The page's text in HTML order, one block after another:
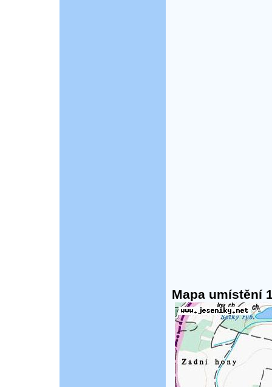
Mapa umístění